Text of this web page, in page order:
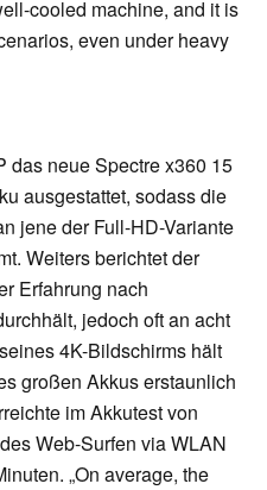
cooled machine, and it is
even under heavy
das neue Spectre x360 15
ausgestattet, sodass die
jene der Full-HD-Variante
Weiters berichtet der
Erfahrung nach
jedoch oft an acht
4K-Bildschirms hält
großen Akkus erstaunlich
im Akkutest von
Web-Surfen via WLAN
„On average, the